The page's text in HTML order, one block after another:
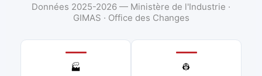
Données 2025-2026 — Ministère de l'Industrie ·
GIMAS · Office des Changes
🏭
👷